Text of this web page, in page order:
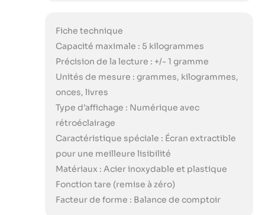
Fiche technique
Capacité maximale : 5 kilogrammes
Précision de la lecture : +/- 1 gramme
Unités de mesure : grammes, kilogrammes,
onces, livres
Type d’affichage : Numérique avec
rétroéclairage
Caractéristique spéciale : Écran extractible
pour une meilleure lisibilité
Matériaux : Acier inoxydable et plastique
Fonction tare (remise à zéro)
Facteur de forme : Balance de comptoir